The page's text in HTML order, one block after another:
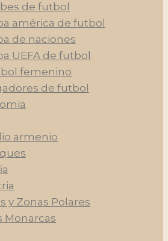
de futbol
américa de futbol
de naciones
UEFA de futbol
femenino
de futbol
armenio
y Zonas Polares
Monarcas